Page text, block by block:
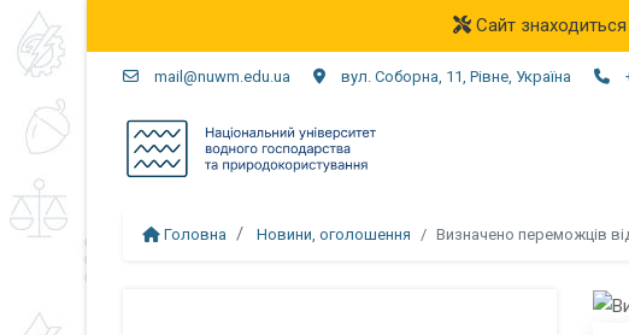
Сайт
mail@nuwm.edu.ua вул. Соборна, 11, Рівне, Україна
Головна Новини, оголошення Визначено переможців